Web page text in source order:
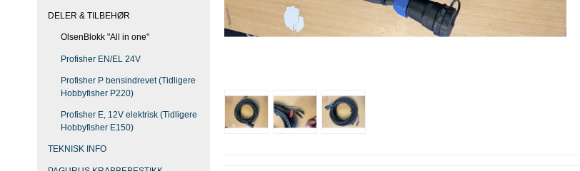
DELER & TILBEHØR
OlsenBlokk "All in one"
Profisher EN/EL 24V
Profisher P bensindrevet (Tidligere
Hobbyfisher P220)
Profisher E, 12V elektrisk (Tidligere
Hobbyfisher E150)
TEKNISK INFO